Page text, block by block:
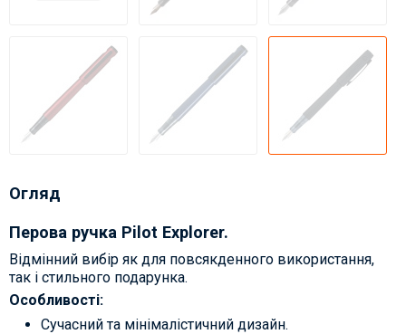
Огляд
Перова ручка Pilot Explorer.
Відмінний вибір як для повсякденного використання,
так і стильного подарунка.
Особливості:
Сучасний та мінімалістичний дизайн.